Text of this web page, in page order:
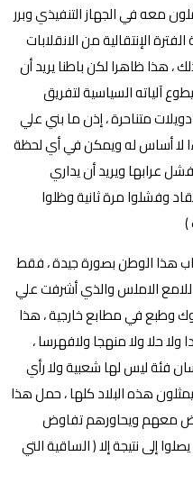
معه في الجهاز التنفيذي وبرر
الإنتقالية من الانقلابات
هذا ظاهرا لكن باطنا يريد أن
آلياته السياسية لتفريق
متناحرة ، إذن ما بني علي
لا أساس له ويمكن في أي لحظة
عرابها ويريد أن يداري
وفشلوا مرة ثانية وظلوا
)
هذا الوطن بصورة جيدة ، فقط
اللامع الاملس والذي أشرفت علي
في مطابع خارجية ، هذا
حلا ولا منهجا ولافهرسا ،
فئة ليس لها شعبية ولا رأي
هذه البلاد كلها ، حمل هذا
معهم ويحاورهم تفاوض
إلى نتيجة إلا ( الساقية التي